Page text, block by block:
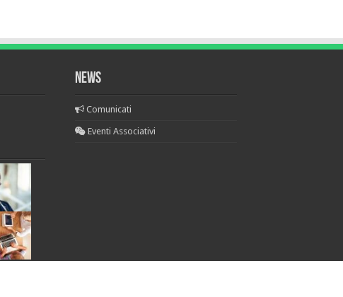
NEWS
Comunicati
Eventi Associativi